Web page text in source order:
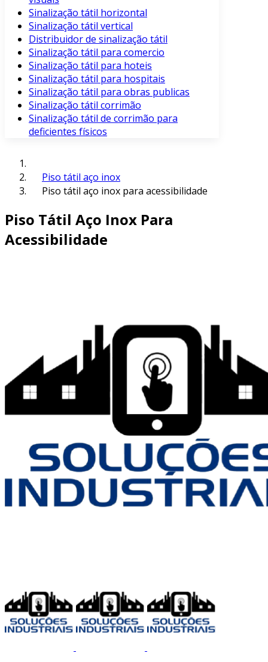
Sinalização tátil horizontal
Sinalização tátil vertical
Distribuidor de sinalização tátil
Sinalização tátil para comercio
Sinalização tátil para hoteis
Sinalização tátil para hospitais
Sinalização tátil para obras publicas
Sinalização tátil corrimão
Sinalização tátil de corrimão para
deficientes físicos
Piso tátil aço inox
Piso tátil aço inox para acessibilidade
Piso Tátil Aço Inox Para
Acessibilidade